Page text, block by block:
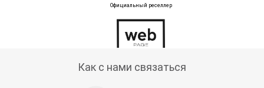
Официальный реселлер
Как с нами связаться